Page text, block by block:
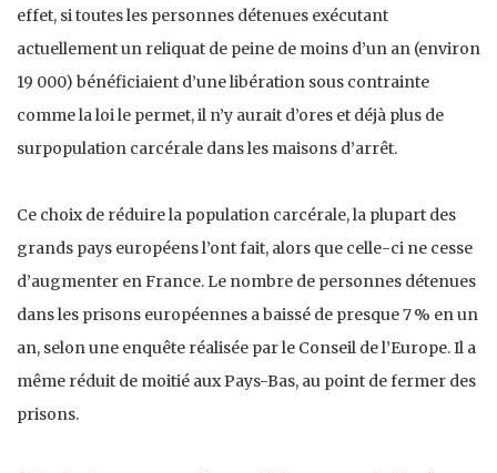
effet, si toutes les personnes détenues exécutant
actuellement un reliquat de peine de moins d’un an (environ
19 000) bénéficiaient d’une libération sous contrainte
comme la loi le permet, il n’y aurait d’ores et déjà plus de
surpopulation carcérale dans les maisons d’arrêt.
Ce choix de réduire la population carcérale, la plupart des
grands pays européens l’ont fait, alors que celle-ci ne cesse
d’augmenter en France. Le nombre de personnes détenues
dans les prisons européennes a baissé de presque 7 % en un
an, selon une enquête réalisée par le Conseil de l’Europe. Il a
même réduit de moitié aux Pays-Bas, au point de fermer des
prisons.